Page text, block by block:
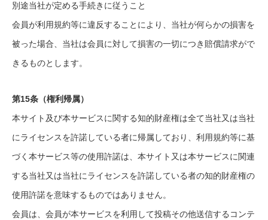
別途当社が定める手続きに従うこと
会員が利用規約等に違反することにより、当社が何らかの損害を
被った場合、当社は会員に対して損害の一切につき賠償請求がで
きるものとします。
第15条（権利帰属）
本サイト及び本サービスに関する知的財産権は全て当社又は当社
にライセンスを許諾している者に帰属しており、利用規約等に基
づく本サービス等の使用許諾は、本サイト又は本サービスに関連
する当社又は当社にライセンスを許諾している者の知的財産権の
使用許諾を意味するものではありません。
会員は、会員が本サービスを利用して投稿その他送信するコンテ